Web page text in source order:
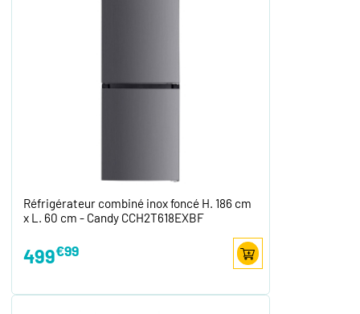
Réfrigérateur combiné inox foncé H. 186 cm
x L. 60 cm - Candy CCH2T618EXBF
499€99